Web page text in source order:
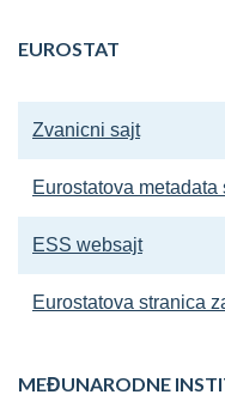
EUROSTAT
Zvanicni sajt
Eurostatova metadata
ESS websajt
Eurostatova stranica
MEĐUNARODNE